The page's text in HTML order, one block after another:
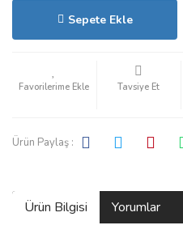
Sepete Ekle
Tavsiye Et
Ürün Paylaş :
Ürün Bilgisi Yorumlar